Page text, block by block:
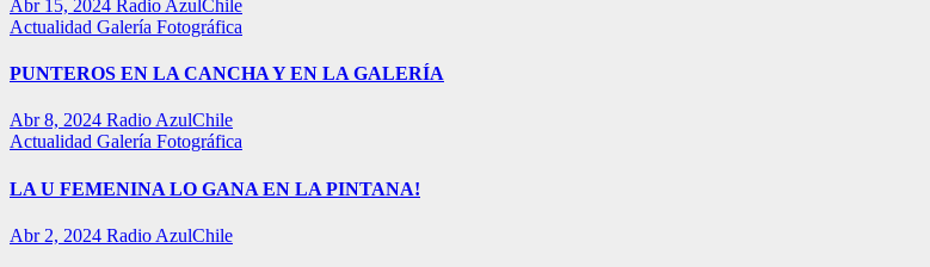
Abr 15, 2024 Radio AzulChile
Actualidad Galería Fotográfica
PUNTEROS EN LA CANCHA Y EN LA GALERÍA
Abr 8, 2024 Radio AzulChile
Actualidad Galería Fotográfica
LA U FEMENINA LO GANA EN LA PINTANA!
Abr 2, 2024 Radio AzulChile